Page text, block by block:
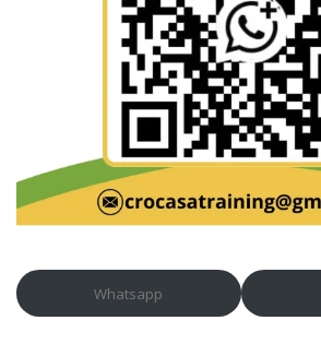
Whatsapp